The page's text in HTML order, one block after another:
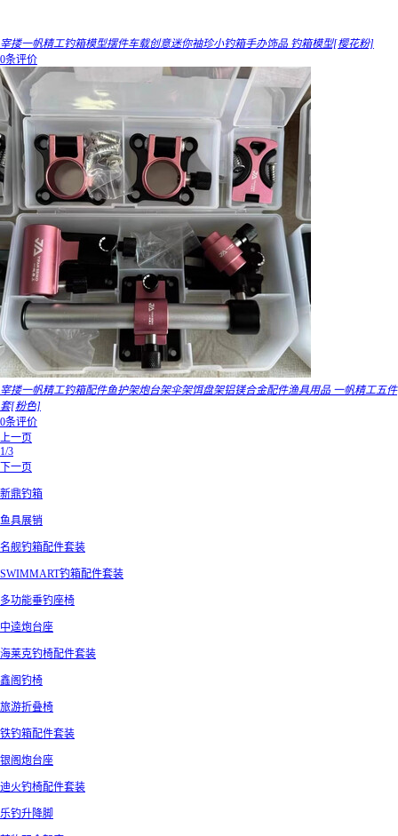
宰搂一帆精工钓箱模型摆件车载创意迷你袖珍小钓箱手办饰品 钓箱模型[樱花粉]
0条评价
宰搂一帆精工钓箱配件鱼护架炮台架伞架饵盘架铝镁合金配件渔具用品 一帆精工五件
套[粉色]
0条评价
上一页
1/3
下一页
新鼎钓箱
鱼具展销
名舰钓箱配件套装
SWIMMART钓箱配件套装
多功能垂钓座椅
中逵炮台座
海莱克钓椅配件套装
鑫阁钓椅
旅游折叠椅
铁钓箱配件套装
银阁炮台座
迪火钓椅配件套装
乐钓升降脚